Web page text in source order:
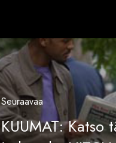
Seuraavaa
KUUMAT: Katso